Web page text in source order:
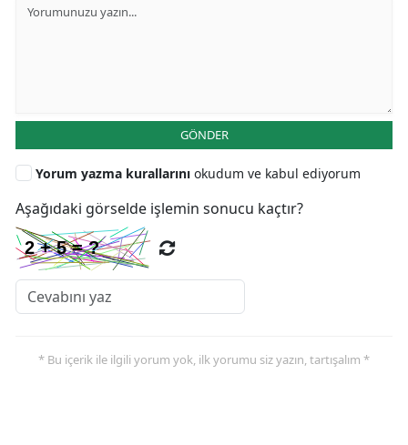
GÖNDER
Yorum yazma kurallarını okudum ve kabul ediyorum
Aşağıdaki görselde işlemin sonucu kaçtır?
* Bu içerik ile ilgili yorum yok, ilk yorumu siz yazın, tartışalım *